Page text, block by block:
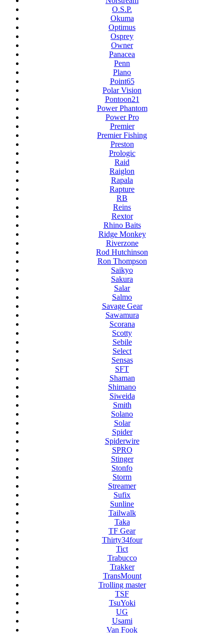
O.S.P.
Okuma
Optimus
Osprey
Owner
Panacea
Penn
Plano
Point65
Polar Vision
Pontoon21
Power Phantom
Power Pro
Premier
Premier Fishing
Preston
Prologic
Raid
Raiglon
Rapala
Rapture
RB
Reins
Rextor
Rhino Baits
Ridge Monkey
Riverzone
Rod Hutchinson
Ron Thompson
Saikyo
Sakura
Salar
Salmo
Savage Gear
Sawamura
Scorana
Scotty
Sebile
Select
Sensas
SFT
Shaman
Shimano
Siweida
Smith
Solano
Solar
Spider
Spiderwire
SPRO
Stinger
Stonfo
Storm
Streamer
Sufix
Sunline
Tailwalk
Taka
TF Gear
Thirty34four
Tict
Trabucco
Trakker
TransMount
Trolling master
TSF
TsuYoki
UG
Usami
Van Fook